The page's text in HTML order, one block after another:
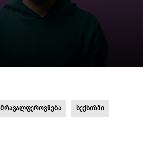
მრავალფეროვნება სექსიზმი